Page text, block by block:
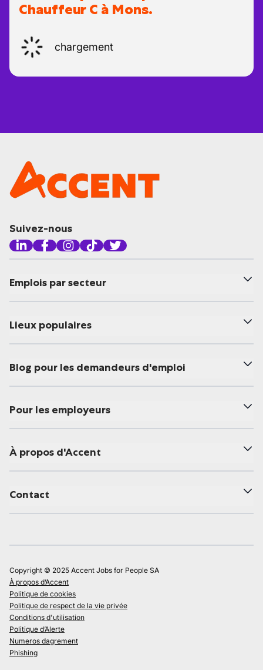
Chauffeur C à Mons.
chargement
Suivez-nous
Emplois par secteur
Lieux populaires
Blog pour les demandeurs d'emploi
Pour les employeurs
À propos d'Accent
Contact
Copyright © 2025 Accent Jobs for People SA
À propos d’Accent
Politique de cookies
Politique de respect de la vie privée
Conditions d'utilisation
Politique d’Alerte
Numeros dagrement
Phishing